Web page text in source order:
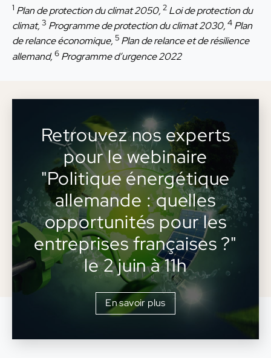
1 Plan de protection du climat 2050, 2 Loi de protection du
climat, 3 Programme de protection du climat 2030, 4 Plan
de relance économique, 5 Plan de relance et de résilience
allemand, 6 Programme d’urgence 2022
Retrouvez nos experts
pour le webinaire
"Politique énergétique
allemande : quelles
opportunités pour les
entreprises françaises ?"
le 2 juin à 11h
En savoir plus